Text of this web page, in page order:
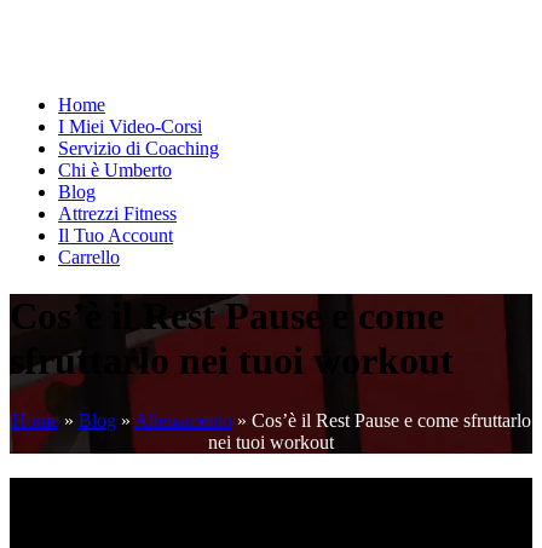
Home
I Miei Video-Corsi
Servizio di Coaching
Chi è Umberto
Blog
Attrezzi Fitness
Il Tuo Account
Carrello
Cos’è il Rest Pause e come
sfruttarlo nei tuoi workout
Home» Blog» Allenamento» Cos’è il Rest Pause e come sfruttarlo
nei tuoi workout